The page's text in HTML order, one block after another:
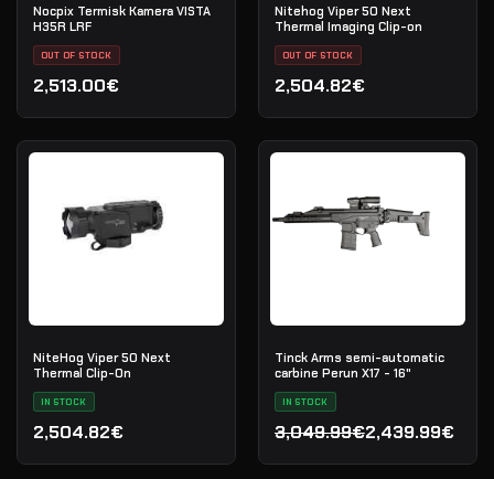
Nocpix Termisk Kamera VISTA
H35R LRF
OUT OF STOCK
2,513.00€
Nitehog Viper 50 Next
Thermal Imaging Clip-on
OUT OF STOCK
2,504.82€
NiteHog Viper 50 Next
Thermal Clip-On
IN STOCK
2,504.82€
Tinck Arms semi-automatic
carbine Perun X17 - 16"
IN STOCK
3,049.99€
Den oprindelige pris var:
2,439.99€
Den aktuelle pris er: